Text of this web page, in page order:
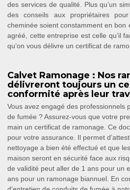
des services de qualité. Plus qu’un
des conseils aux propriétaires
cheminée soient constamment en bon
agréé, cette entreprise est celle qu’il
qu’on vous délivre un certificat de
Calvet Ramonage : Nos
délivreront toujours un
conformité après leur
Vous avez engagé des professionnels
de fumée ? Assurez-vous que votre
main un certificat de ramonage. Ce
pour votre assurance. Il permet
nettoyage a bien été effectué et que
maison seront en sécurité face aux
de validité peut aller de 1 ans pour un
ans pour un ramonage biannuel. En